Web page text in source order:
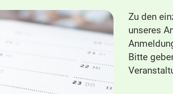
Zu den
unseres
Bitte